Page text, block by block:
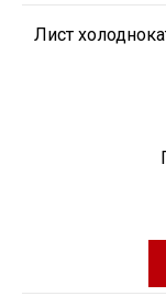
Лист